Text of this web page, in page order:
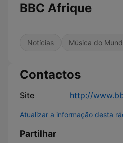
BBC Afrique
Notícias Música do
Contactos
Site http://
Atualizar a informação desta
Partilhar